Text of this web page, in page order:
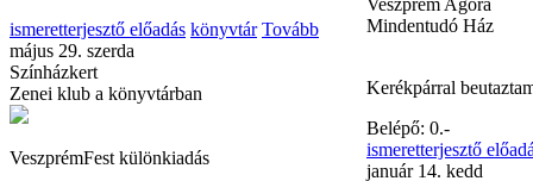
ismeretterjesztő előadás könyvtár Tovább
május 29. szerda
Színházkert
Zenei klub a könyvtárban
VeszprémFest különkiadás
Tárlatvezetés
november 28.
Veszprém Agóra
Mindentudó Ház